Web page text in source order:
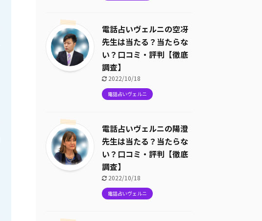
電話占いヴェルニの空冴
先生は当たる？当たらな
い？口コミ・評判【徹底
調査】
2022/10/18
電話占いヴェルニ
電話占いヴェルニの陽澄
先生は当たる？当たらな
い？口コミ・評判【徹底
調査】
2022/10/18
電話占いヴェルニ